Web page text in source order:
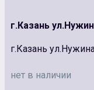
г.Казань
г.Казань
нет в наличии